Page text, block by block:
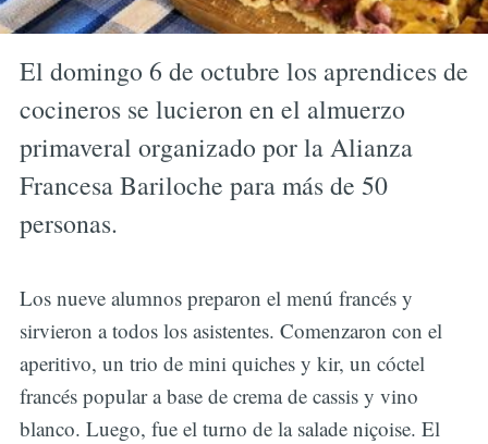
El domingo 6 de octubre los aprendices de
cocineros se lucieron en el almuerzo
primaveral organizado por la Alianza
Francesa Bariloche para más de 50
personas.
Los nueve alumnos preparon el menú francés y
sirvieron a todos los asistentes. Comenzaron con el
aperitivo, un trio de mini quiches y kir, un cóctel
francés popular a base de crema de cassis y vino
blanco. Luego, fue el turno de la salade niçoise. El